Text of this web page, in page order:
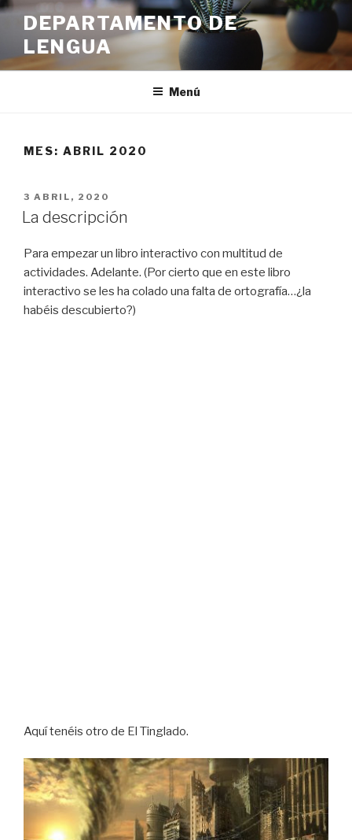
Ir
contenido
DEPARTAMENTO DE
LENGUA
Menú
MES: ABRIL 2020
PUBLICADO
EN
3 ABRIL, 2020
La descripción
Para empezar un libro interactivo con multitud de
actividades. Adelante. (Por cierto que en este libro
interactivo se les ha colado una falta de ortografía…¿la
habéis descubierto?)
Aquí tenéis otro de El Tinglado.